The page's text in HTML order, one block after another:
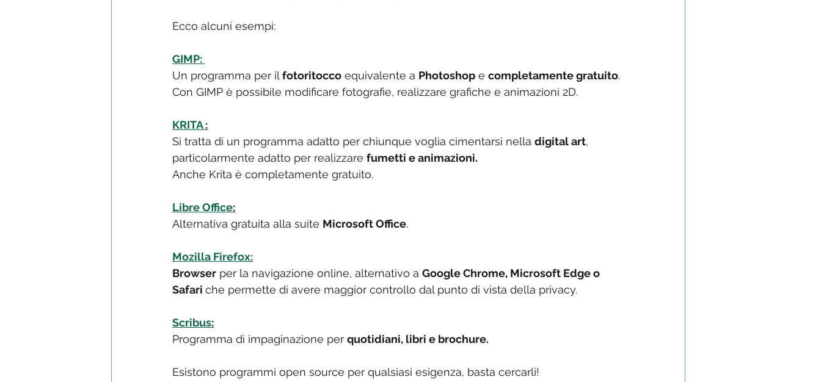
Ecco alcuni esempi:
GIMP:
Un programma per il fotoritocco equivalente a Photoshop e completamente gratuito.
Con GIMP è possibile modificare fotografie, realizzare grafiche e animazioni 2D.
KRITA :
Si tratta di un programma adatto per chiunque voglia cimentarsi nella digital art,
particolarmente adatto per realizzare fumetti e animazioni.
Anche Krita è completamente gratuito.
Libre Office:
Alternativa gratuita alla suite Microsoft Office.
Mozilla Firefox:
Browser per la navigazione online, alternativo a Google Chrome, Microsoft Edge o
Safari che permette di avere maggior controllo dal punto di vista della privacy.
Scribus:
Programma di impaginazione per quotidiani, libri e brochure.
Esistono programmi open source per qualsiasi esigenza, basta cercarli!